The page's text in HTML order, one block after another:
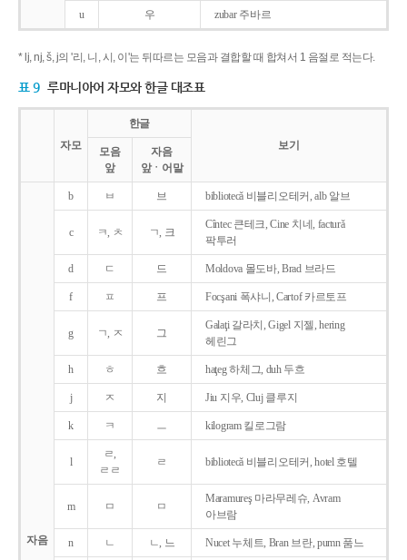
u 우 zubar 주바르
* lj, nj, š, j의 '리, 니, 시, 이'는 뒤따르는 모음과 결합할 때 합쳐서 1 음절로 적는다.
표 9 루마니아어 자모와 한글 대조표
자모
한글
보기
모음
앞
자음
앞ㆍ어말
자음
b ㅂ 브 bibliotecǎ 비블리오테커, alb 알브
c ㅋ, ㅊ ㄱ, 크
Cîntec 큰테크, Cine 치네, facturǎ
팍투러
d ㄷ 드 Moldova 몰도바, Brad 브라드
f ㅍ 프 Focşani 폭샤니, Cartof 카르토프
g ㄱ, ㅈ 그
Galaţi 갈라치, Gigel 지젤, hering
헤린그
h ㅎ 흐 haţeg 하체그, duh 두흐
j ㅈ 지 Jiu 지우, Cluj 클루지
k ㅋ ㅡ kilogram 킬로그람
l
ㄹ,
ㄹㄹ
ㄹ bibliotecǎ 비블리오테커, hotel 호텔
m ㅁ ㅁ
Maramureş 마라무레슈, Avram
아브람
n ㄴ ㄴ, 느 Nucet 누체트, Bran 브란, pumn 품느